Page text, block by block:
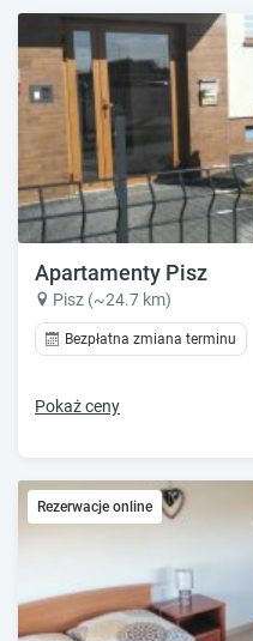
Apartamenty Pisz
Pisz (~24.7 km)
Bezpłatna zmiana terminu
Pokaż ceny
Rezerwacje online